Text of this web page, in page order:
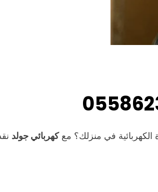
الكهربائية في منزلك؟ معكهربائي جولد